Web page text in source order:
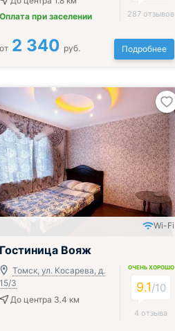
Оплата при заселении
287 отзывов
от 2 340 руб. Подробнее
Wi-Fi
Гостиница Вояж
Томск, ул. Косарева, д.
15/3
До центра 3.4 км
ОЧЕНЬ ХОРОШО
9.1/10
4 отзыва